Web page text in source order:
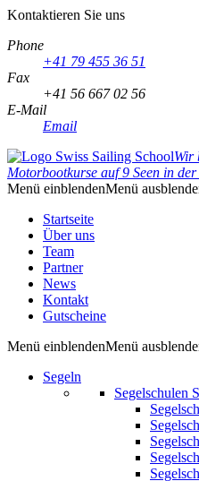
Kontaktieren Sie uns
Phone
+41 79 455 36 51
Fax
+41 56 667 02 56
E-Mail
Email
Wir
Motorbootkurse auf 9 Seen in der
Menü einblendenMenü
Startseite
Über uns
Team
Partner
News
Kontakt
Gutscheine
Menü einblendenMenü
Segeln
Segelschulen